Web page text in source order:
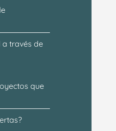
a través de
que